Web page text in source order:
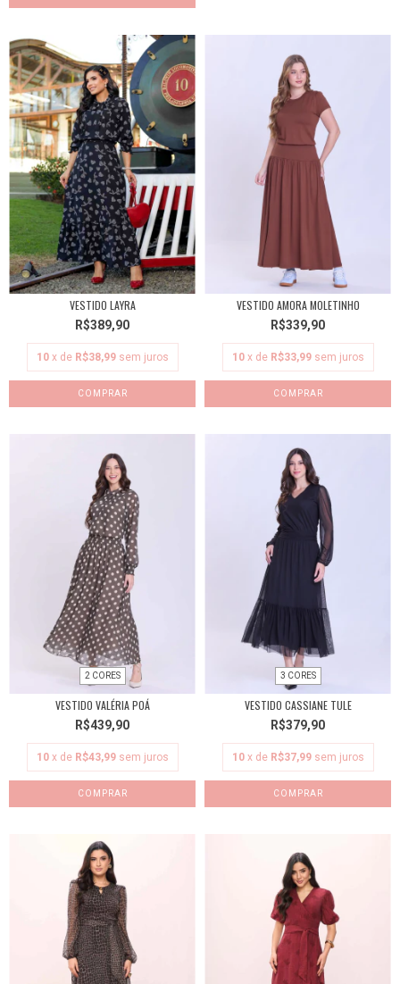
VESTIDO LAYRA
R$389,90
10 x de R$38,99 sem juros
COMPRAR
VESTIDO AMORA MOLETINHO
R$339,90
10 x de R$33,99 sem juros
COMPRAR
2 CORES
VESTIDO VALÉRIA POÁ
R$439,90
10 x de R$43,99 sem juros
COMPRAR
3 CORES
VESTIDO CASSIANE TULE
R$379,90
10 x de R$37,99 sem juros
COMPRAR